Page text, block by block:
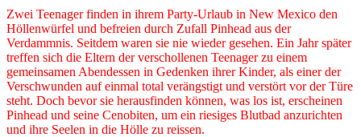
Zwei Teenager finden in ihrem Party-Urlaub in New Mexico den
Höllenwürfel und befreien durch Zufall Pinhead aus der
Verdammnis. Seitdem waren sie nie wieder gesehen. Ein Jahr später
treffen sich die Eltern der verschollenen Teenager zu einem
gemeinsamen Abendessen in Gedenken ihrer Kinder, als einer der
Verschwunden auf einmal total verängstigt und verstört vor der Türe
steht. Doch bevor sie herausfinden können, was los ist, erscheinen
Pinhead und seine Cenobiten, um ein riesiges Blutbad anzurichten
und ihre Seelen in die Hölle zu reissen.